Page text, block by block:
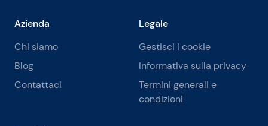
Azienda
Chi siamo
Blog
Contattaci
Legale
Gestisci i cookie
Informativa sulla privacy
Termini generali e
condizioni